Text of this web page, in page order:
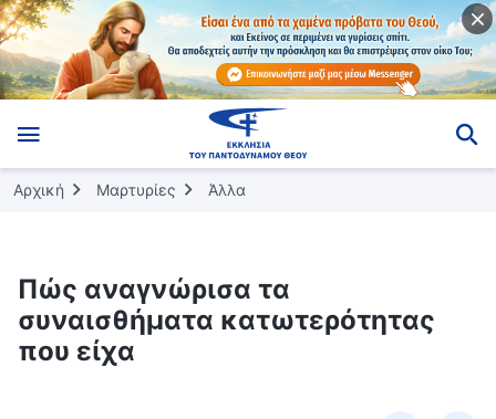
Αρχική Μαρτυρίες Άλλα
Πώς αναγνώρισα τα
συναισθήματα κατωτερότητας
που είχα